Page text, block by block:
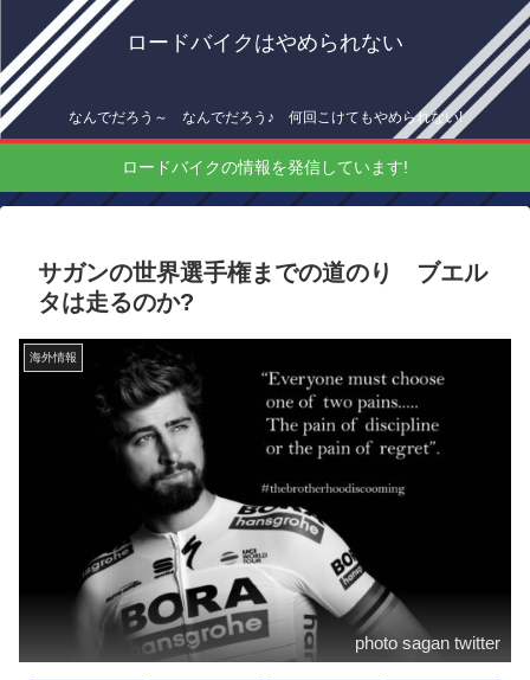
ロードバイクはやめられない
なんでだろう～ なんでだろう♪ 何回こけてもやめられない!
ロードバイクの情報を発信しています!
サガンの世界選手権までの道のり ブエル
タは走るのか?
海外情報
photo sagan twitter